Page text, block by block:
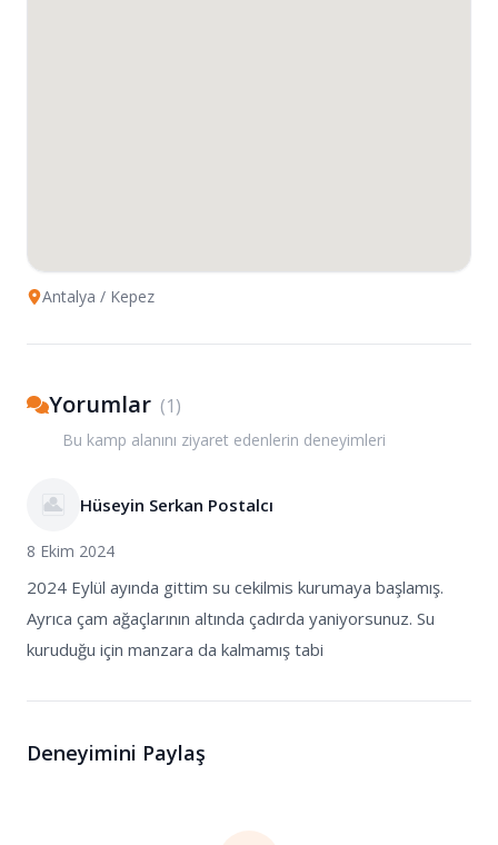
Antalya / Kepez
Yorumlar (1)
Bu kamp alanını ziyaret edenlerin deneyimleri
Hüseyin Serkan Postalcı
8 Ekim 2024
2024 Eylül ayında gittim su cekilmis kurumaya başlamış.
Ayrıca çam ağaçlarının altında çadırda yaniyorsunuz. Su
kuruduğu için manzara da kalmamış tabi
Deneyimini Paylaş